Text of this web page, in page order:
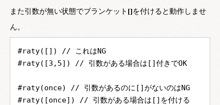
また引数が無い状態でブランケット []を付けると動作しませ
ん。
#raty([]) // これはNG
#raty([3,5]) // 引数がある場合は[]付きでOK
#raty(once) // 引数があるのに[]がないのはNG
#raty([once]) // 引数がある場合は[]を付ける